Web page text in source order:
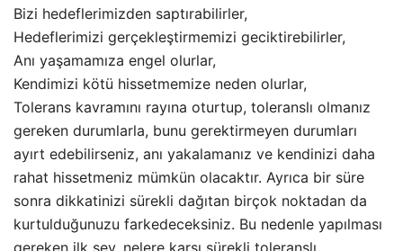
Bizi hedeflerimizden saptırabilirler,
Hedeflerimizi gerçekleştirmemizi geciktirebilirler,
Anı yaşamamıza engel olurlar,
Kendimizi kötü hissetmemize neden olurlar,
Tolerans kavramını rayına oturtup, toleranslı olmanız
gereken durumlarla, bunu gerektirmeyen durumları
ayırt edebilirseniz, anı yakalamanız ve kendinizi daha
rahat hissetmeniz mümkün olacaktır. Ayrıca bir süre
sonra dikkatinizi sürekli dağıtan birçok noktadan da
kurtulduğunuzu farkedeceksiniz. Bu nedenle yapılması
gereken ilk şey, nelere karşı sürekli toleranslı